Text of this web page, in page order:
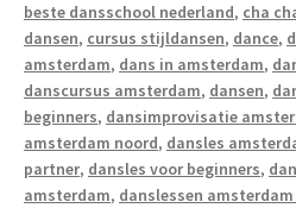
beste dansschool nederland, cha
dansen, cursus stijldansen, dance,
amsterdam, dans in amsterdam,
danscursus amsterdam, dansen,
beginners, dansimprovisatie
amsterdam noord, dansles
partner, dansles voor beginners,
amsterdam, danslessen